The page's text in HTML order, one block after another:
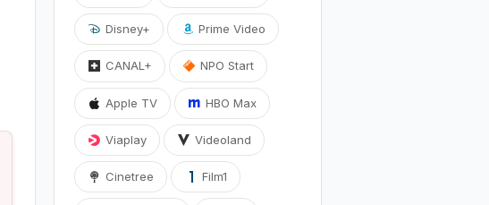
Disney+ Prime Video
CANAL+ NPO Start
Apple TV HBO Max
Viaplay Videoland
Cinetree Film1